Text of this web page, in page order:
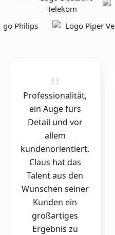
Professionalität,
ein Auge fürs
Detail und vor
allem
kundenorientiert.
Claus hat das
Talent aus den
Wünschen seiner
Kunden ein
großartiges
Ergebnis zu